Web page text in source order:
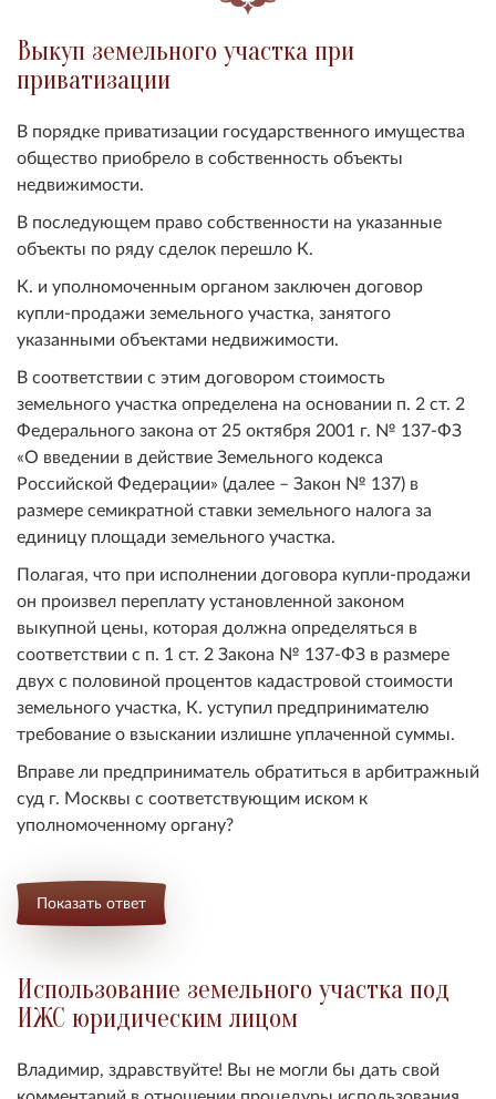
Выкуп земельного участка при
приватизации
В порядке приватизации государственного имущества
общество приобрело в собственность объекты
недвижимости.
В последующем право собственности на указанные
объекты по ряду сделок перешло К.
К. и уполномоченным органом заключен договор
купли-продажи земельного участка, занятого
указанными объектами недвижимости.
В соответствии с этим договором стоимость
земельного участка определена на основании п. 2 ст. 2
Федерального закона от 25 октября 2001 г. № 137-ФЗ
«О введении в действие Земельного кодекса
Российской Федерации» (далее – Закон № 137) в
размере семикратной ставки земельного налога за
единицу площади земельного участка.
Полагая, что при исполнении договора купли-продажи
он произвел переплату установленной законом
выкупной цены, которая должна определяться в
соответствии с п. 1 ст. 2 Закона № 137-ФЗ в размере
двух с половиной процентов кадастровой стоимости
земельного участка, К. уступил предпринимателю
требование о взыскании излишне уплаченной суммы.
Вправе ли предприниматель обратиться в арбитражный
суд г. Москвы с соответствующим иском к
уполномоченному органу?
Показать ответ
Использование земельного участка под
ИЖС юридическим лицом
Владимир, здравствуйте! Вы не могли бы дать свой